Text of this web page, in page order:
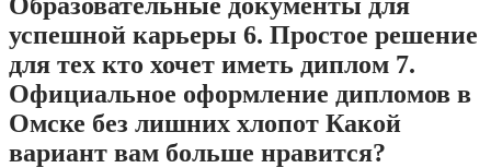
успешной карьеры 6. Простое решение
для тех кто хочет иметь диплом 7.
Официальное оформление дипломов в
Омске без лишних хлопот Какой
вариант вам больше нравится?